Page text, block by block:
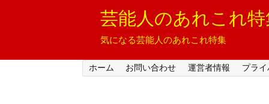
芸能人のあれこれ特
気になる芸能人のあれこれ特集
ホーム お問い合わせ 運営者情報 プラ